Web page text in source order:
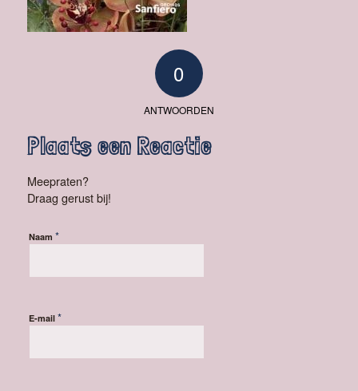
0
ANTWOORDEN
Plaats een Reactie
Meepraten?
Draag gerust bij!
Naam *
E-mail *